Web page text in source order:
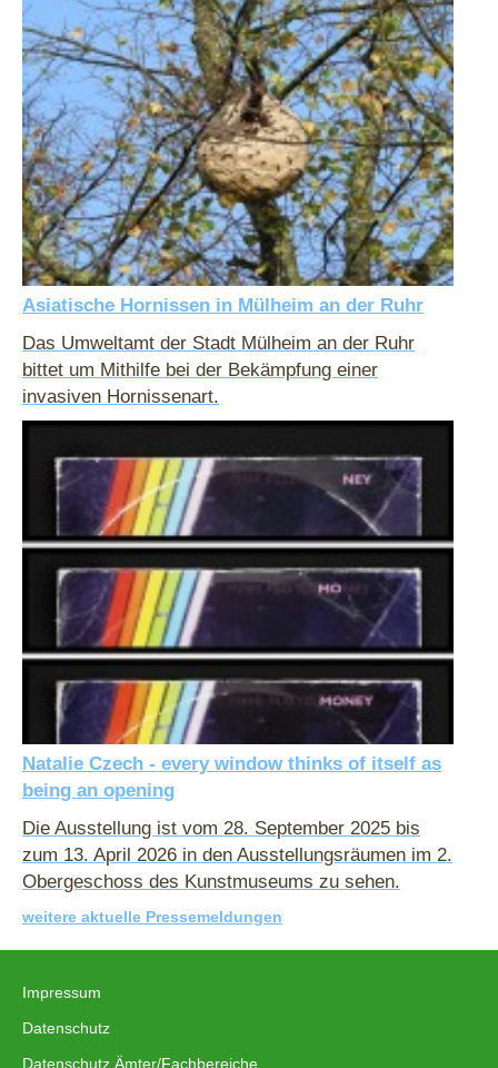
Asiatische Hornissen in Mülheim an der Ruhr
Das Umweltamt der Stadt Mülheim an der Ruhr
bittet um Mithilfe bei der Bekämpfung einer
invasiven Hornissenart.
Natalie Czech - every window thinks of itself as
being an opening
Die Ausstellung ist vom 28. September 2025 bis
zum 13. April 2026 in den Ausstellungsräumen im 2.
Obergeschoss des Kunstmuseums zu sehen.
weitere aktuelle Pressemeldungen
Impressum
Datenschutz
Datenschutz Ämter/Fachbereiche